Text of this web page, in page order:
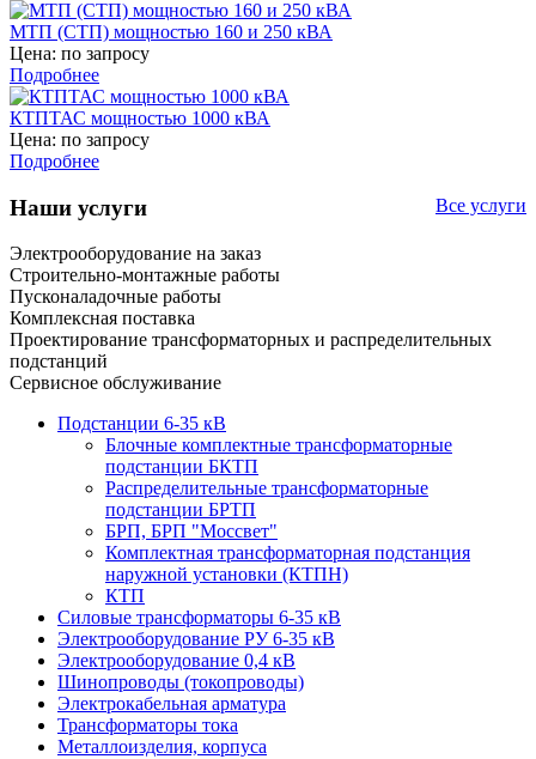
МТП (СТП) мощностью 160 и 250 кВА
Цена: по запросу
Подробнее
КТПТАС мощностью 1000 кВА
Цена: по запросу
Подробнее
Все услуги
Наши услуги
Электрооборудование на заказ
Строительно-монтажные работы
Пусконаладочные работы
Комплексная поставка
Проектирование трансформаторных и распределительных
подстанций
Сервисное обслуживание
Подстанции 6-35 кВ
Блочные комплектные трансформаторные
подстанции БКТП
Распределительные трансформаторные
подстанции БРТП
БРП, БРП "Моссвет"
Комплектная трансформаторная подстанция
наружной установки (КТПН)
КТП
Силовые трансформаторы 6-35 кВ
Электрооборудование РУ 6-35 кВ
Электрооборудование 0,4 кВ
Шинопроводы (токопроводы)
Электрокабельная арматура
Трансформаторы тока
Металлоизделия, корпуса